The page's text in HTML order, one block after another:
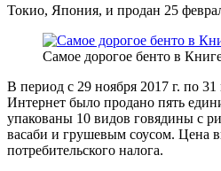
Токио, Япония, и продан 25
Самое дорогое бенто в
В период с 29 ноября 2017 г. по 31
Интернет было продано пять
упакованы 10 видов говядины с
васаби и грушевым соусом. Цена
потребительского налога.